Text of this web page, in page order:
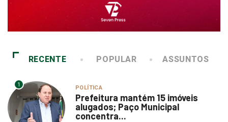
RECENTE POPULAR ASSUNTOS
1 POLÍTICA
Prefeitura mantém 15 imóveis
alugados; Paço Municipal
concentra...